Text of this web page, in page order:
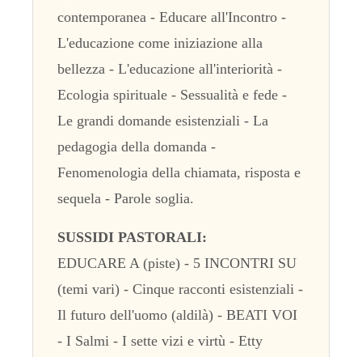
contemporanea - Educare all'Incontro -
L'educazione come iniziazione alla
bellezza - L'educazione all'interiorità -
Ecologia spirituale - Sessualità e fede -
Le grandi domande esistenziali - La
pedagogia della domanda -
Fenomenologia della chiamata, risposta e
sequela - Parole soglia.
SUSSIDI PASTORALI:
EDUCARE A (piste) - 5 INCONTRI SU
(temi vari) - Cinque racconti esistenziali -
Il futuro dell'uomo (aldilà) - BEATI VOI
- I Salmi - I sette vizi e virtù - Etty